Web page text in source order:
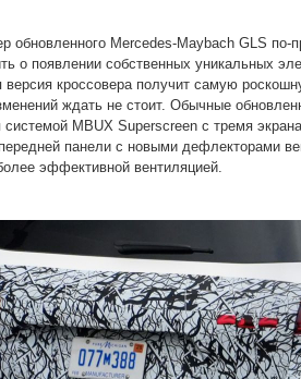
обновленного Mercedes-Maybach GLS
о появлении собственных уникальных
версия кроссовера получит самую
ждать не стоит. Обычные
MBUX Superscreen с тремя
панели с новыми дефлекторами
эффективной вентиляцией.